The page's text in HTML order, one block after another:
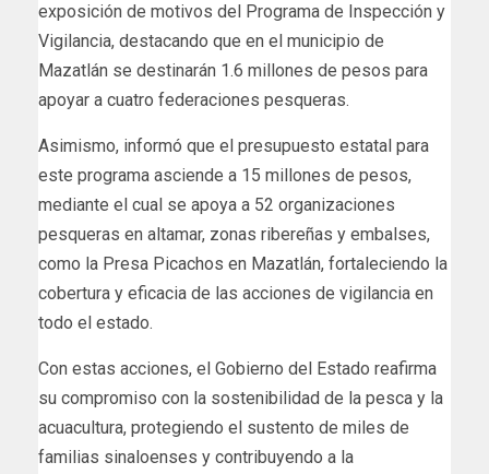
exposición de motivos del Programa de Inspección y
Vigilancia, destacando que en el municipio de
Mazatlán se destinarán 1.6 millones de pesos para
apoyar a cuatro federaciones pesqueras.
Asimismo, informó que el presupuesto estatal para
este programa asciende a 15 millones de pesos,
mediante el cual se apoya a 52 organizaciones
pesqueras en altamar, zonas ribereñas y embalses,
como la Presa Picachos en Mazatlán, fortaleciendo la
cobertura y eficacia de las acciones de vigilancia en
todo el estado.
Con estas acciones, el Gobierno del Estado reafirma
su compromiso con la sostenibilidad de la pesca y la
acuacultura, protegiendo el sustento de miles de
familias sinaloenses y contribuyendo a la